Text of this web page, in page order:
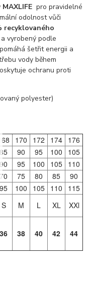
MAXLIFEpro pravidelné
odolnost vůči
recyklovaného
vyrobený podle
šetřit energii a
vody během
ochranu proti
polyester)
170 172 174 176
85 90 95 100
105
90 95 100 105 110
70 75 80 85
90
95 100 105 110
115
S M L XL
XXl
36 38 40 42 44